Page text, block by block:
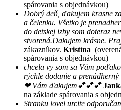
spárovania s objednávkou)
Dobrý deň, ďakujem krasne
a čelenku. Všetko je
do detskej izby som doteraz
stvorená.Dakujem krásne.
zákazníkov. Kristína
spárovania s objednávkou)
chcela vy som sa Vám
rýchle dodanie a
❤ Vám ďakujem💕💕💕
na základe spárovania s
Stranku lovel urcite